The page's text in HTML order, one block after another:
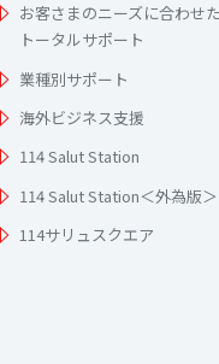
お客さまのニーズに合わせた
トータルサポート
業種別サポート
海外ビジネス支援
114 Salut Station
114 Salut Station＜外為版＞
114サリュスクエア